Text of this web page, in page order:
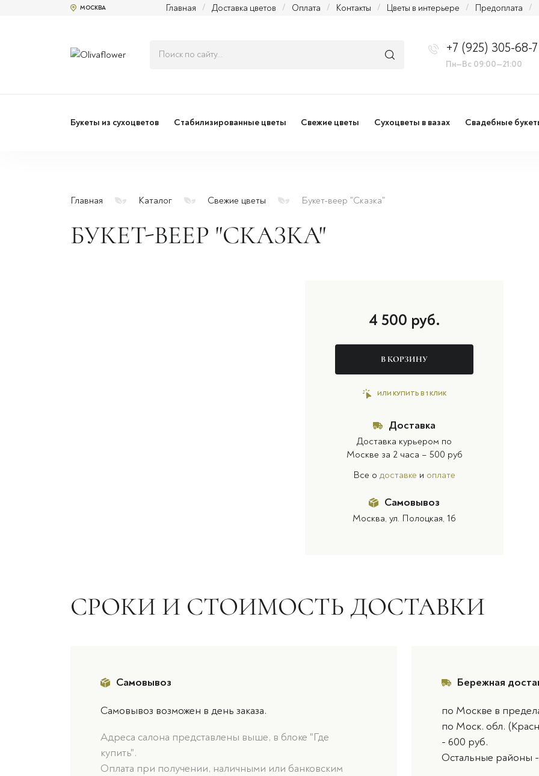
МОСКВА Главная / Доставка цветов / Оплата / Контакты / Цветы в интерьере / Предоплата /
+7 (925) 305-68-
Пн—Вс 09:00—21:00
Букеты из сухоцветов Стабилизированные цветы Свежие цветы Сухоцветы в вазах Свадебные
Главная Каталог Свежие цветы Букет-веер "Сказка"
БУКЕТ-ВЕЕР "СКАЗКА"
4 500 руб.
В КОРЗИНУ
ИЛИ КУПИТЬ В 1 КЛИК
Доставка
Доставка курьером по
Москве за 2 часа – 500 руб
Все о доставке и оплате
Самовывоз
Москва, ул. Полоцкая, 16
СРОКИ И СТОИМОСТЬ ДОСТАВКИ
Самовывоз
Самовывоз возможен в день заказа.
Адреса салона представлены выше, в блоке "Где
купить".
Оплата при получении, наличными или банковским
Бережная
по Москве в
по Моск. обл.
- 600 руб.
Остальные районы